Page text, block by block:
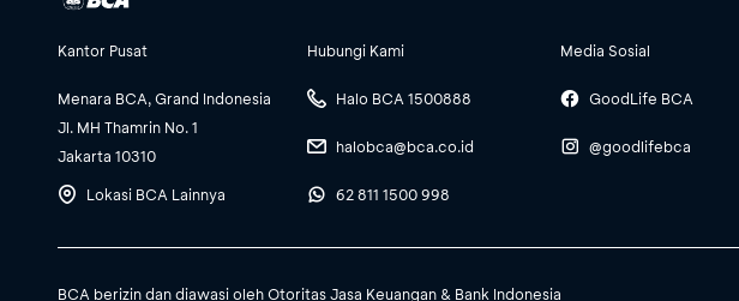
Kantor Pusat
Menara BCA, Grand Indonesia
Jl. MH Thamrin No. 1
Jakarta 10310
Lokasi BCA Lainnya
Hubungi Kami
Halo BCA 1500888
halobca@bca.co.id
62 811 1500 998
Media Sosial
GoodLife BCA
@goodlifebca
BCA berizin dan diawasi oleh Otoritas Jasa Keuangan & Bank Indonesia